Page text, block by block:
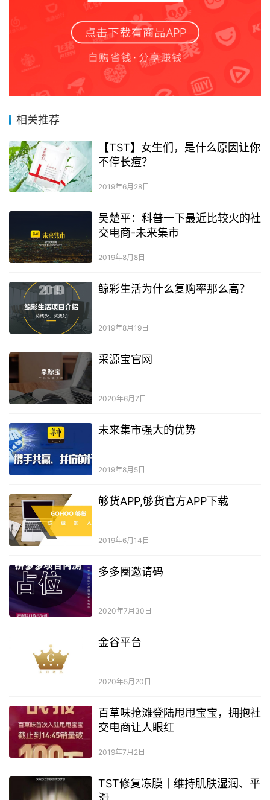
相关推荐
【TST】女生们，是什么原因让你
不停长痘？
2019年6月28日
吴楚平：科普一下最近比较火的社
交电商-未来集市
2019年8月8日
鲸彩生活为什么复购率那么高？
2019年8月19日
采源宝官网
2020年6月7日
未来集市强大的优势
2019年8月5日
够货APP,够货官方APP下载
2019年6月14日
多多圈邀请码
2020年7月30日
金谷平台
2020年5月20日
百草味抢滩登陆甩甩宝宝，拥抱社
交电商让人眼红
2019年7月2日
TST修复冻膜丨维持肌肤湿润、平